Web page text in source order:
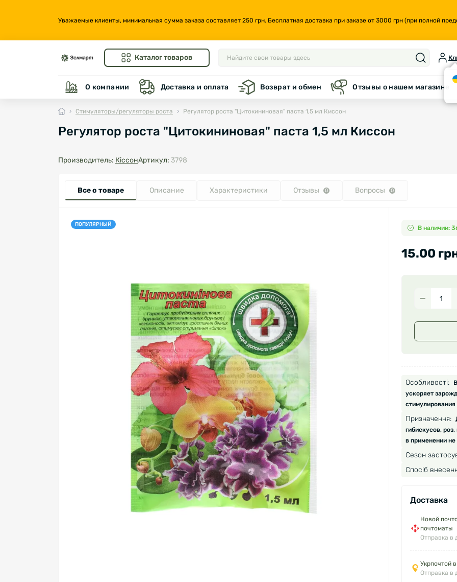
Уважаемые клиенты, минимальная сумма заказа составляет 250 грн. Бесплатная доставка при заказе от 3000 грн (при полной
Каталог товаров
О компании Доставка и оплата Возврат и обмен Отзывы о нашем магазине
Стимуляторы/регуляторы роста Регулятор роста "Цитокининовая" паста 1,5 мл Киссон
Регулятор роста "Цитокининовая" паста 1,5 мл Киссон
Производитель: КіссонАртикул: 3798
Все о товаре Описание Характеристики Отзывы 0 Вопросы 0
ПОПУЛЯРНЫЙ В наличии:
15.00
Особливості:
ускоряет
Призначення:
гибискусов,
в применении
Сезон
Спосіб
Доставка
Новой
почтоматы
Отправка в
Укрпочтой
Отправка в